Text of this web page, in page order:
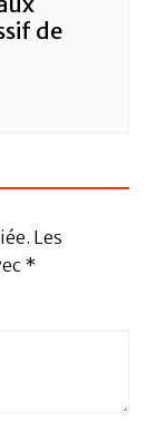
de
Les
*